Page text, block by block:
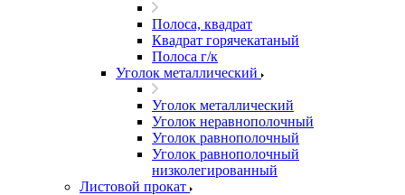
Полоса, квадрат
Квадрат горячекатаный
Полоса г/к
Уголок металлический
Уголок металлический
Уголок неравнополочный
Уголок равнополочный
Уголок равнополочный
низколегированный
Листовой прокат